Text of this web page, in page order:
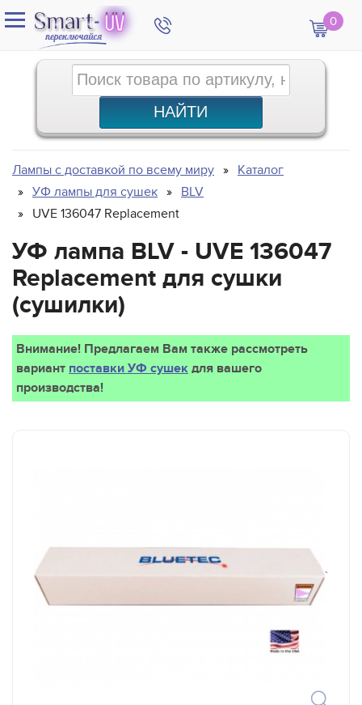
0
Лампы с доставкой по всему миру
Каталог
УФ лампы для сушек
BLV
UVE 136047 Replacement
УФ лампа BLV - UVE 136047
Replacement для сушки
(сушилки)
Внимание! Предлагаем Вам также рассмотреть
вариант поставки УФ сушек для вашего
производства!
`